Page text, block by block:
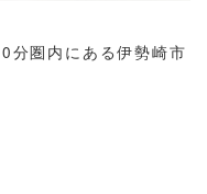
分圏内にある伊勢崎市